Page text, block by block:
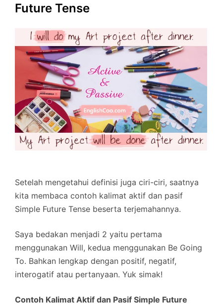
Future Tense
Setelah mengetahui definisi juga ciri-ciri, saatnya
kita membaca contoh kalimat aktif dan pasif
Simple Future Tense beserta terjemahannya.
Saya bedakan menjadi 2 yaitu pertama
menggunakan Will, kedua menggunakan Be Going
To. Bahkan lengkap dengan positif, negatif,
interogatif atau pertanyaan. Yuk simak!
Contoh Kalimat Aktif dan Pasif Simple Future